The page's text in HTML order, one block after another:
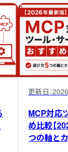
更新日：
MCP対応
め比較【
つの軸と